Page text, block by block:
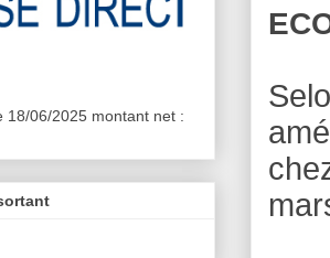
18/06/2025 montant net :